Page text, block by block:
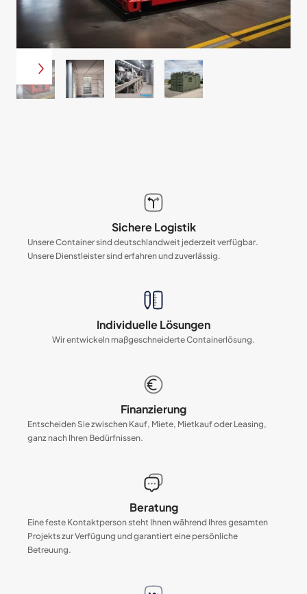
Sichere Logistik
Unsere Container sind deutschlandweit jederzeit verfügbar.
Unsere Dienstleister sind erfahren und zuverlässig.
Individuelle Lösungen
Wir entwickeln maßgeschneiderte Containerlösung.
Finanzierung
Entscheiden Sie zwischen Kauf, Miete, Mietkauf oder Leasing,
ganz nach Ihren Bedürfnissen.
Beratung
Eine feste Kontaktperson steht Ihnen während Ihres gesamten
Projekts zur Verfügung und garantiert eine persönliche
Betreuung.